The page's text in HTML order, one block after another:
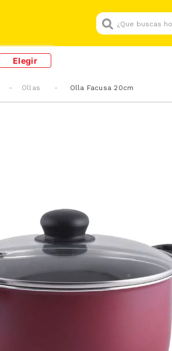
¿Que buscas hoy?
Elegir
Ollas Olla Facusa 20cm